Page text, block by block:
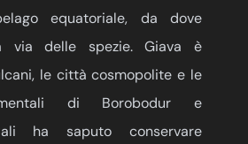
equatoriale, da dove
via delle spezie. Giava è
le città cosmopolite e le
di Borobodur e
ha saputo conservare